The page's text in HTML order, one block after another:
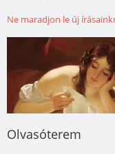
Ne maradjon le új
Olvasóterem